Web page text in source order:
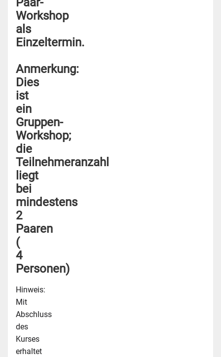
Workshop
als
Einzeltermin.
Anmerkung:
Dies
ist
ein
Gruppen-
Workshop;
die
Teilnehmeranzahl
liegt
bei
mindestens
2
Paaren
(
4
Personen)
Hinweis:
Mit
Abschluss
des
Kurses
erhaltet